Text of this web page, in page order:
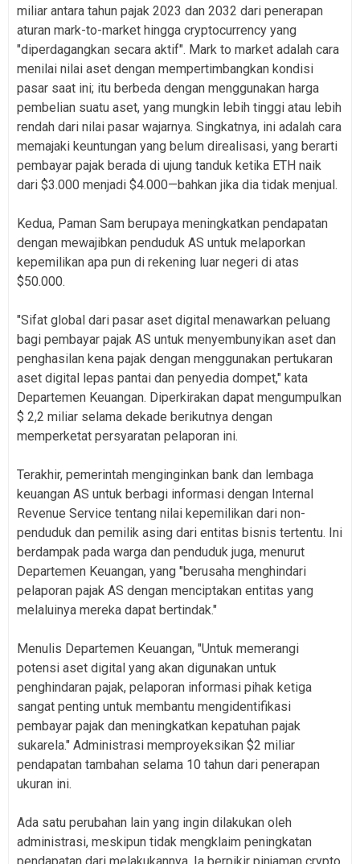
miliar antara tahun pajak 2023 dan 2032 dari penerapan
aturan mark-to-market hingga cryptocurrency yang
"diperdagangkan secara aktif". Mark to market adalah cara
menilai nilai aset dengan mempertimbangkan kondisi
pasar saat ini; itu berbeda dengan menggunakan harga
pembelian suatu aset, yang mungkin lebih tinggi atau lebih
rendah dari nilai pasar wajarnya. Singkatnya, ini adalah cara
memajaki keuntungan yang belum direalisasi, yang berarti
pembayar pajak berada di ujung tanduk ketika ETH naik
dari $3.000 menjadi $4.000—bahkan jika dia tidak menjual.
Kedua, Paman Sam berupaya meningkatkan pendapatan
dengan mewajibkan penduduk AS untuk melaporkan
kepemilikan apa pun di rekening luar negeri di atas
$50.000.
"Sifat global dari pasar aset digital menawarkan peluang
bagi pembayar pajak AS untuk menyembunyikan aset dan
penghasilan kena pajak dengan menggunakan pertukaran
aset digital lepas pantai dan penyedia dompet," kata
Departemen Keuangan. Diperkirakan dapat mengumpulkan
$ 2,2 miliar selama dekade berikutnya dengan
memperketat persyaratan pelaporan ini.
Terakhir, pemerintah menginginkan bank dan lembaga
keuangan AS untuk berbagi informasi dengan Internal
Revenue Service tentang nilai kepemilikan dari non-
penduduk dan pemilik asing dari entitas bisnis tertentu. Ini
berdampak pada warga dan penduduk juga, menurut
Departemen Keuangan, yang "berusaha menghindari
pelaporan pajak AS dengan menciptakan entitas yang
melaluinya mereka dapat bertindak."
Menulis Departemen Keuangan, "Untuk memerangi
potensi aset digital yang akan digunakan untuk
penghindaran pajak, pelaporan informasi pihak ketiga
sangat penting untuk membantu mengidentifikasi
pembayar pajak dan meningkatkan kepatuhan pajak
sukarela." Administrasi memproyeksikan $2 miliar
pendapatan tambahan selama 10 tahun dari penerapan
ukuran ini.
Ada satu perubahan lain yang ingin dilakukan oleh
administrasi, meskipun tidak mengklaim peningkatan